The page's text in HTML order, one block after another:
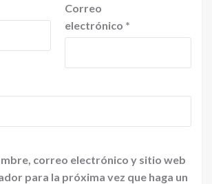
Correo
electrónico *
correo electrónico y sitio web
para la próxima vez que haga un